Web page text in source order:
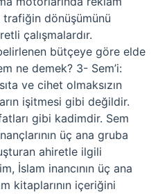
dönüşümünü
çalışmalardır.
bütçeye göre elde
ne demek? 3- Sem’i:
ve cihet olmaksızın
işitmesi gibi değildir.
gibi kadimdir. Sem
üç ana gruba
ahiretle ilgili
İslam inancının üç ana
kitaplarının içeriğini